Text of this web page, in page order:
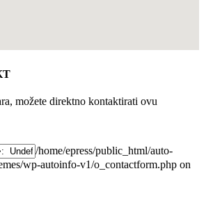
možete direktno kontaktirati ovu
/home/epress/public_html/auto-
wp-autoinfo-v1/o_contactform.php on